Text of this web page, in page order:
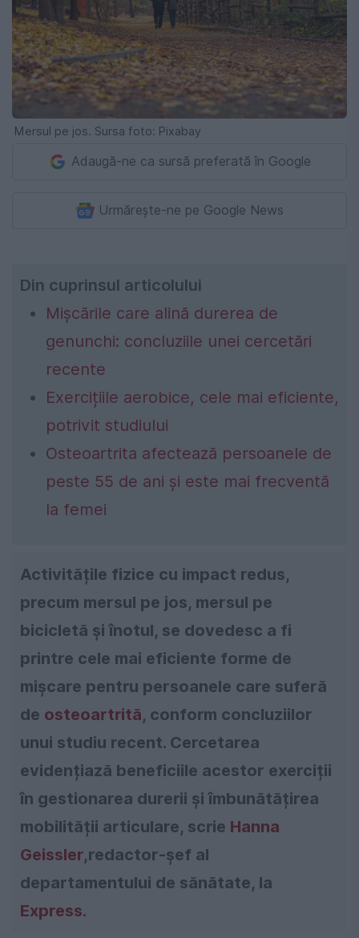
Mersul pe jos. Sursa foto: Pixabay
Adaugă-ne ca sursă preferată în Google
Urmărește-ne pe Google News
Din cuprinsul articolului
Mișcările care alină durerea de
genunchi: concluziile unei cercetări
recente
Exercițiile aerobice, cele mai eficiente,
potrivit studiului
Osteoartrita afectează persoanele de
peste 55 de ani și este mai frecventă
la femei
Activitățile fizice cu impact redus,
precum mersul pe jos, mersul pe
bicicletă și înotul, se dovedesc a fi
printre cele mai eficiente forme de
mișcare pentru persoanele care suferă
de osteoartrită, conform concluziilor
unui studiu recent. Cercetarea
evidențiază beneficiile acestor exerciții
în gestionarea durerii și îmbunătățirea
mobilității articulare, scrie Hanna
Geissler,redactor-șef al
departamentului de sănătate, la
Express.